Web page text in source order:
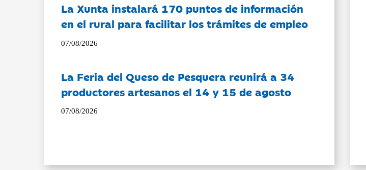
La Xunta instalará 170 puntos de información
en el rural para facilitar los trámites de empleo
07/08/2026
La Feria del Queso de Pesquera reunirá a 34
productores artesanos el 14 y 15 de agosto
07/08/2026